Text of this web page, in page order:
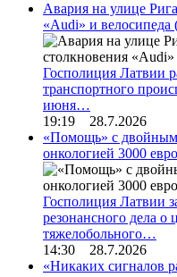
Авария на улице
«Audi» и велосипеда
Госполиция Латвии
транспортного
июня…
19:19 28.7.2026
«Помощь» с двойным
онкологией 3000
Госполиция Латвии
резонансного дела
тяжелобольного…
14:30 28.7.2026
«Никаких сигналов